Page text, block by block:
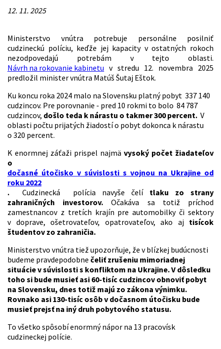
12. 11. 2025
Ministerstvo vnútra potrebuje personálne posilniť
cudzineckú políciu, keďže jej kapacity v ostatných rokoch
nezodpovedajú potrebám v tejto oblasti.
Návrh na rokovanie kabinetu v stredu 12. novembra 2025
predložil minister vnútra Matúš Šutaj Eštok.
Ku koncu roka 2024 malo na Slovensku platný pobyt 337 140
cudzincov. Pre porovnanie - pred 10 rokmi to bolo 84 787
cudzincov, došlo teda k nárastu o takmer 300 percent. V
oblasti počtu prijatých žiadostí o pobyt dokonca k nárastu
o 320 percent.
K enormnej záťaži prispel najmä vysoký počet žiadateľov
o
dočasné útočisko v súvislosti s vojnou na Ukrajine od
roku 2022
. Cudzinecká polícia navyše čelí tlaku zo strany
zahraničných investorov.Očakáva sa totiž príchod
zamestnancov z tretích krajín pre automobilky či sektory
v doprave, ošetrovateľov, opatrovateľov, ako aj tisícok
študentov zo zahraničia.
Ministerstvo vnútra tiež upozorňuje, že v blízkej budúcnosti
budeme pravdepodobne čeliť zrušeniu mimoriadnej
situácie v súvislosti s konfliktom na Ukrajine. V dôsledku
toho si bude musieť asi 60-tisíc cudzincov obnoviť pobyt
na Slovensku, dnes totiž majú zo zákona výnimku.
Rovnako asi 130-tisíc osôb v dočasnom útočisku bude
musieť prejsť na iný druh pobytového statusu.
To všetko spôsobí enormný nápor na 13 pracovísk
cudzineckej polície.